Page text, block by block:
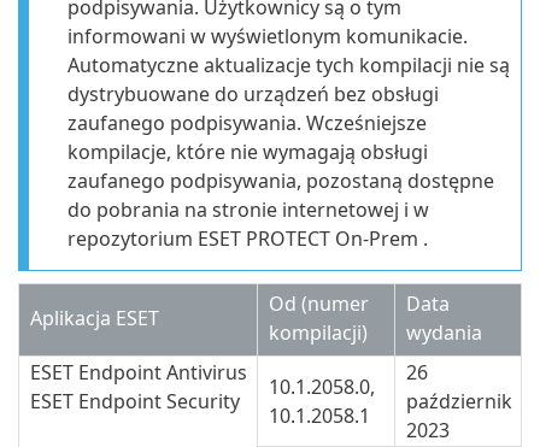
podpisywania. Użytkownicy są o tym
informowani w wyświetlonym komunikacie.
Automatyczne aktualizacje tych kompilacji nie są
dystrybuowane do urządzeń bez obsługi
zaufanego podpisywania. Wcześniejsze
kompilacje, które nie wymagają obsługi
zaufanego podpisywania, pozostaną dostępne
do pobrania na stronie internetowej i w
repozytorium ESET PROTECT On-Prem .
Aplikacja ESET
Od (numer
kompilacji)
Data
wydania
ESET Endpoint Antivirus
ESET Endpoint Security
10.1.2058.0,
10.1.2058.1
26
październik
2023